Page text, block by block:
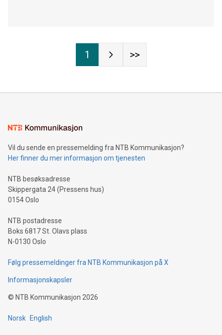
1 >>
Vil du sende en pressemelding fra NTB Kommunikasjon?
Her finner du mer informasjon om tjenesten
NTB besøksadresse
Skippergata 24 (Pressens hus)
0154 Oslo
NTB postadresse
Boks 6817 St. Olavs plass
N-0130 Oslo
Følg pressemeldinger fra NTB Kommunikasjon på X
Informasjonskapsler
© NTB Kommunikasjon 2026
Norsk English